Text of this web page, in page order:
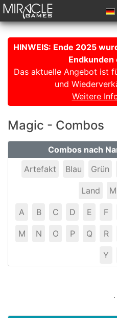
HINWEIS: Ende 2025
Das aktuelle Angebot ist
und
Weitere
Magic - Combos
Combos nach
Artefakt
Blau Grün
Land
A B C D E F
M N O P Q R
Y